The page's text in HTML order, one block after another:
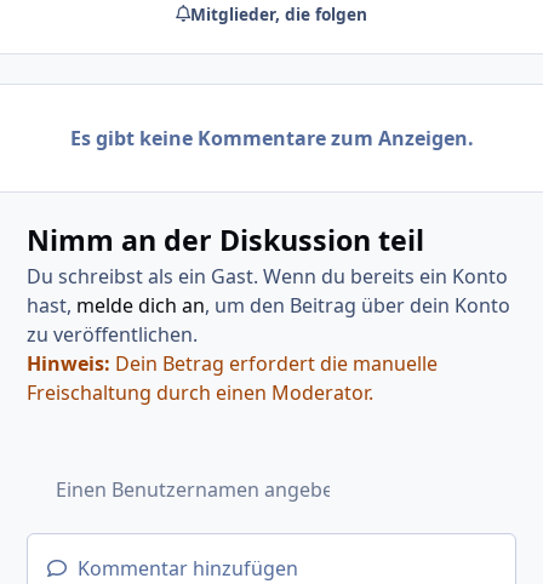
Mitglieder, die folgen
Es gibt keine Kommentare zum Anzeigen.
Nimm an der Diskussion teil
Du schreibst als ein Gast. Wenn du bereits ein Konto
hast, melde dich an, um den Beitrag über dein Konto
zu veröffentlichen.
Hinweis: Dein Betrag erfordert die manuelle
Freischaltung durch einen Moderator.
Kommentar hinzufügen